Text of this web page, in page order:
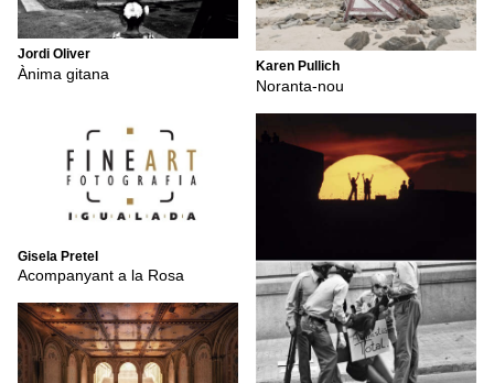
Jordi Oliver
Ànima gitana
Gisela Pretel
Acompanyant a la Rosa
Karen Pullich
Noranta-nou